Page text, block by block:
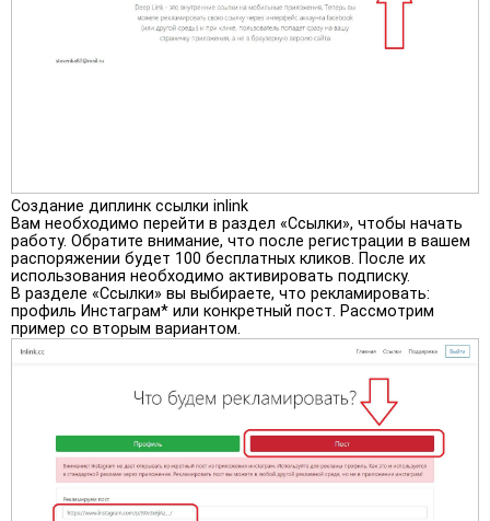
Создание диплинк ссылки inlink
Вам необходимо перейти в раздел «Ссылки», чтобы начать
работу. Обратите внимание, что после регистрации в вашем
распоряжении будет 100 бесплатных кликов. После их
использования необходимо активировать подписку.
В разделе «Ссылки» вы выбираете, что рекламировать:
профиль Инстаграм* или конкретный пост. Рассмотрим
пример со вторым вариантом.